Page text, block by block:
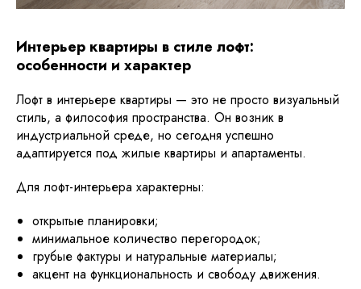
Интерьер квартиры в стиле лофт:
особенности и характер
Лофт в интерьере квартиры — это не просто визуальный
стиль, а философия пространства. Он возник в
индустриальной среде, но сегодня успешно
адаптируется под жилые квартиры и апартаменты.
Для лофт-интерьера характерны:
открытые планировки;
минимальное количество перегородок;
грубые фактуры и натуральные материалы;
акцент на функциональность и свободу движения.